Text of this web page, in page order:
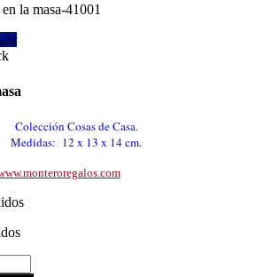
Colección Cosas de Casa.
Medidas: 12 x 13 x 14 cm.